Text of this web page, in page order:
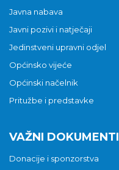
Javna nabava
Javni pozivi i natječaji
Jedinstveni upravni odjel
Općinsko vijeće
Općinski načelnik
Pritužbe i predstavke
VAŽNI DOKUMENTI
Donacije i sponzorstva